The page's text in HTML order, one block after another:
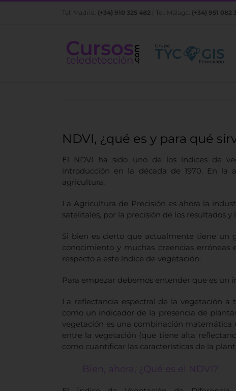
Saltar
Tel. Madrid: (+34) 910 325 482 | Tel. Málaga: (+34) 951 082
NDVI, ¿qué es y para qué
El NDVI ha sido uno de los índices de
introducción en la década de 1970. En la
agricultura.
La Agricultura de Precisión es ahora la
satelitales, por la precisión de los resultados
Si bien es cierto que actualmente tiene un
conocimiento y muchas creencias
respecto a este índice de vegetación.
Para empezar debemos entender que es un
La reflectancia espectral de la vegetación a
como un indicador de la presencia de
vegetación es una combinación matemática
entre la vegetación (que tiene alta
como cuantificar las características de la
Bien, ahora, ¿Qué es el NDVI?